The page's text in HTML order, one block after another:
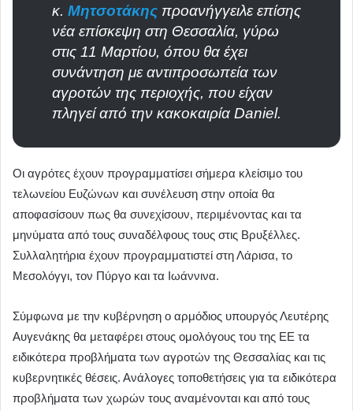
κ. Μητσοτάκης προανήγγειλε επίσης
νέα επίσκεψη στη Θεσσαλία, γύρω
στις 11 Μαρτίου, όπου θα έχει
συνάντηση με αντιπροσωπεία των
αγροτών της περιοχής, που είχαν
πληγεί από την κακοκαιρία Daniel.
Οι αγρότες έχουν προγραμματίσει σήμερα κλείσιμο του
τελωνείου Ευζώνων και συνέλευση στην οποία θα
αποφασίσουν πως θα συνεχίσουν, περιμένοντας και τα
μηνύματα από τους συναδέλφους τους στις Βρυξέλλες.
Συλλαλητήρια έχουν προγραμματιστεί στη Λάρισα, το
Μεσολόγγι, τον Πύργο και τα Ιωάννινα.
Σύμφωνα με την κυβέρνηση ο αρμόδιος υπουργός Λευτέρης
Αυγενάκης θα μεταφέρει στους ομολόγους του της ΕΕ τα
ειδικότερα προβλήματα των αγροτών της Θεσσαλίας και τις
κυβερνητικές θέσεις. Ανάλογες τοποθετήσεις για τα ειδικότερα
προβλήματα των χωρών τους αναμένονται και από τους